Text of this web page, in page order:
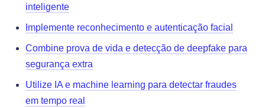
inteligente
Implemente reconhecimento e autenticação facial
Combine prova de vida e detecção de deepfake para
segurança extra
Utilize IA e machine learning para detectar fraudes
em tempo real